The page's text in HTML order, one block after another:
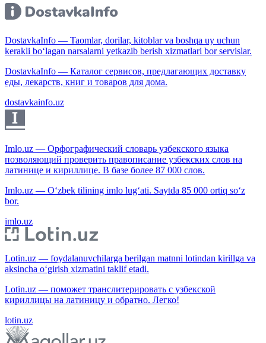
DostavkaInfo — Taomlar, dorilar, kitoblar va boshqa uy uchun
kerakli bo‘lagan narsalarni yetkazib berish xizmatlari bor servislar.
DostavkaInfo — Каталог сервисов, предлагающих доставку
еды, лекарств, книг и товаров для дома.
dostavkainfo.uz
Imlo.uz — Орфографический словарь узбекского языка
позволяющий проверить правописание узбекских слов на
латинице и кириллице. В базе более 87 000 слов.
Imlo.uz — O‘zbek tilining imlo lug‘ati. Saytda 85 000 ortiq so‘z
bor.
imlo.uz
Lotin.uz — foydalanuvchilarga berilgan matnni lotindan kirillga va
aksincha o‘girish xizmatini taklif etadi.
Lotin.uz — поможет транслитерировать с узбекской
кириллицы на латиницу и обратно. Легко!
lotin.uz